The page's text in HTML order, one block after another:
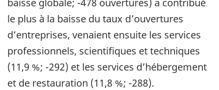
baisse globale; -478 ouvertures) a contribué
le plus à la baisse du taux d’ouvertures
d’entreprises, venaient ensuite les services
professionnels, scientifiques et techniques
(11,9 %; -292) et les services d’hébergement
et de restauration (11,8 %; -288).